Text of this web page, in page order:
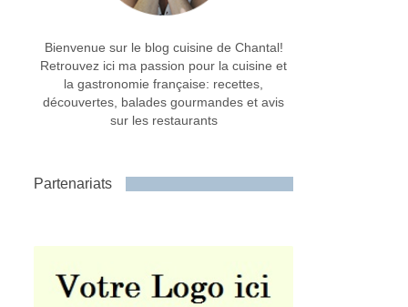
Bienvenue sur le blog cuisine de Chantal!
Retrouvez ici ma passion pour la cuisine et
la gastronomie française: recettes,
découvertes, balades gourmandes et avis
sur les restaurants
Partenariats